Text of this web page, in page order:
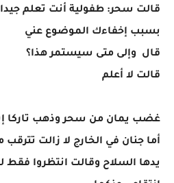
قالت سحر: طفولية أنت تعلم جيدا
بسبب إخفاءك الموضوع عني
قال وإلى متى سيستمر هذا؟
قالت لا أعلم
غضب يمان من سحر وذهب تاركا
أما جنان في الخارج لا زالت
يدها السلاح وقالت انتظروا فقط